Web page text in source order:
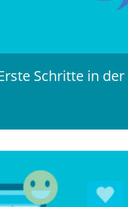
Schritte in der